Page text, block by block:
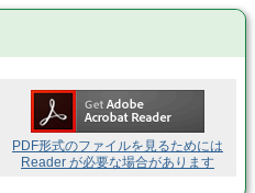
PDF形式のファイルを見るためには
Reader が必要な場合があります